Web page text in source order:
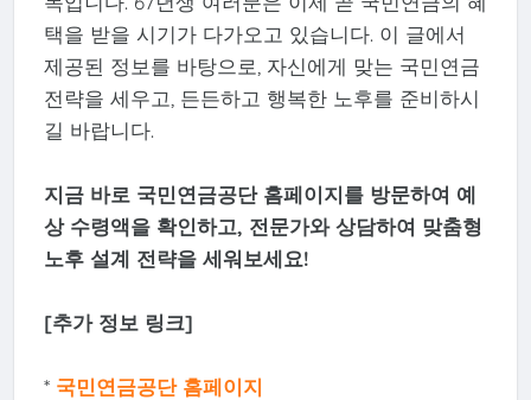
택을 받을 시기가 다가오고 있습니다. 이 글에서
제공된 정보를 바탕으로, 자신에게 맞는 국민연금
전략을 세우고, 든든하고 행복한 노후를 준비하시
길 바랍니다.
지금 바로 국민연금공단 홈페이지를 방문하여 예
상 수령액을 확인하고, 전문가와 상담하여 맞춤형
노후 설계 전략을 세워보세요!
[추가 정보 링크]
* 국민연금공단 홈페이지